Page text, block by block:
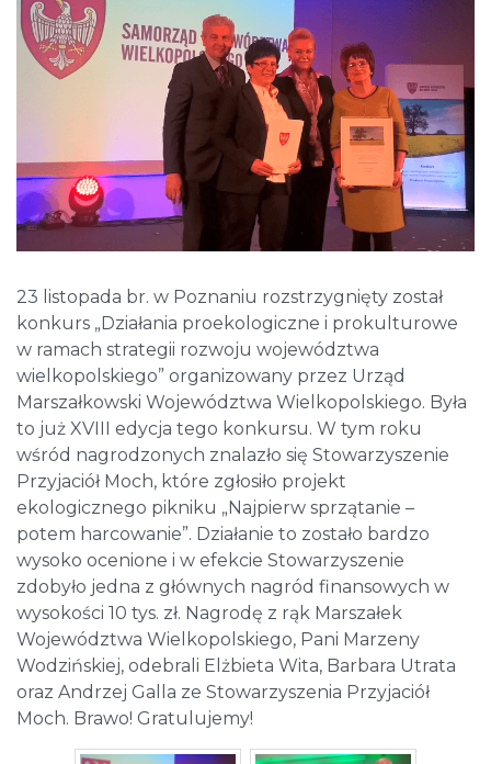
23 listopada br. w Poznaniu rozstrzygnięty został
konkurs „Działania proekologiczne i prokulturowe
w ramach strategii rozwoju województwa
wielkopolskiego” organizowany przez Urząd
Marszałkowski Województwa Wielkopolskiego. Była
to już XVIII edycja tego konkursu. W tym roku
wśród nagrodzonych znalazło się Stowarzyszenie
Przyjaciół Moch, które zgłosiło projekt
ekologicznego pikniku „Najpierw sprzątanie –
potem harcowanie”. Działanie to zostało bardzo
wysoko ocenione i w efekcie Stowarzyszenie
zdobyło jedna z głównych nagród finansowych w
wysokości 10 tys. zł. Nagrodę z rąk Marszałek
Województwa Wielkopolskiego, Pani Marzeny
Wodzińskiej, odebrali Elżbieta Wita, Barbara Utrata
oraz Andrzej Galla ze Stowarzyszenia Przyjaciół
Moch. Brawo! Gratulujemy!